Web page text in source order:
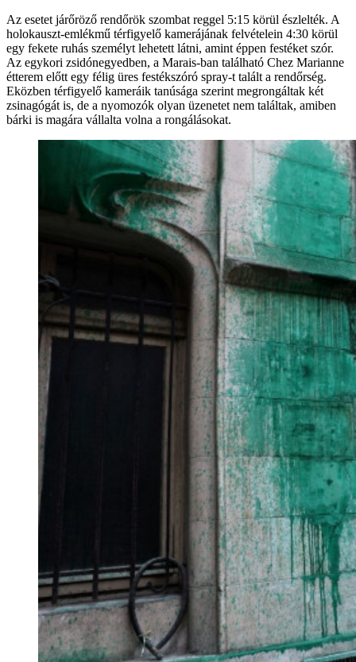
Az esetet járőröző rendőrök szombat reggel 5:15 körül észlelték. A
holokauszt-emlékmű térfigyelő kamerájának felvételein 4:30 körül
egy fekete ruhás személyt lehetett látni, amint éppen festéket szór.
Az egykori zsidónegyedben, a Marais-ban található Chez Marianne
étterem előtt egy félig üres festékszóró spray-t talált a rendőrség.
Eközben térfigyelő kameráik tanúsága szerint megrongáltak két
zsinagógát is, de a nyomozók olyan üzenetet nem találtak, amiben
bárki is magára vállalta volna a rongálásokat.